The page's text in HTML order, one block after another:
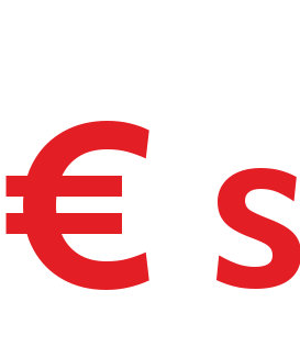
€